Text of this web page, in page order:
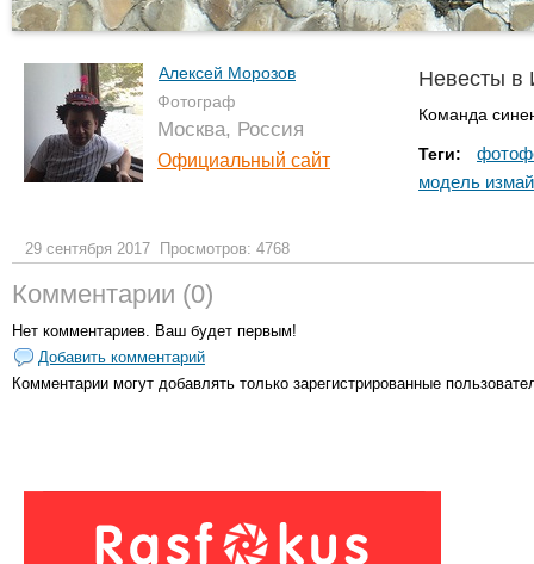
Алексей Морозов
Фотограф
Москва, Россия
Официальный сайт
Невесты в
Команда
Теги:
модель
29 сентября 2017 Просмотров: 4768
Комментарии (0)
Нет комментариев. Ваш будет первым!
Добавить комментарий
Комментарии могут добавлять только зарегистрированные